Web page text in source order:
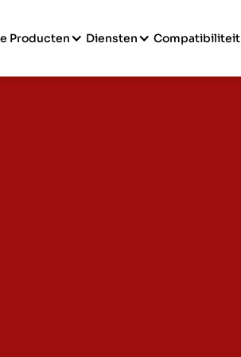
Producten Diensten Compatibiliteit